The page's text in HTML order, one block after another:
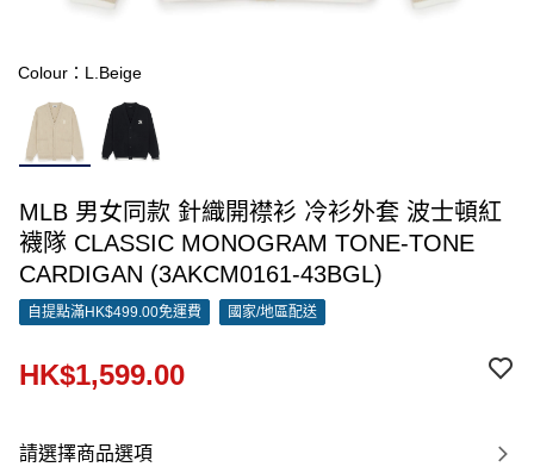
Colour：L.Beige
MLB 男女同款 針織開襟衫 冷衫外套 波士頓紅
襪隊 CLASSIC MONOGRAM TONE-TONE
CARDIGAN (3AKCM0161-43BGL)
自提點滿HK$499.00免運費 國家/地區配送
HK$1,599.00
請選擇商品選項